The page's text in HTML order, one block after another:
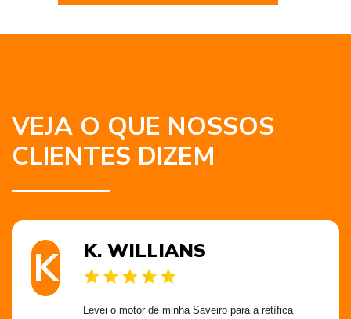
VEJA O QUE NOSSOS
CLIENTES DIZEM
K K. WILLIANS
Levei o motor de minha Saveiro para a retífica